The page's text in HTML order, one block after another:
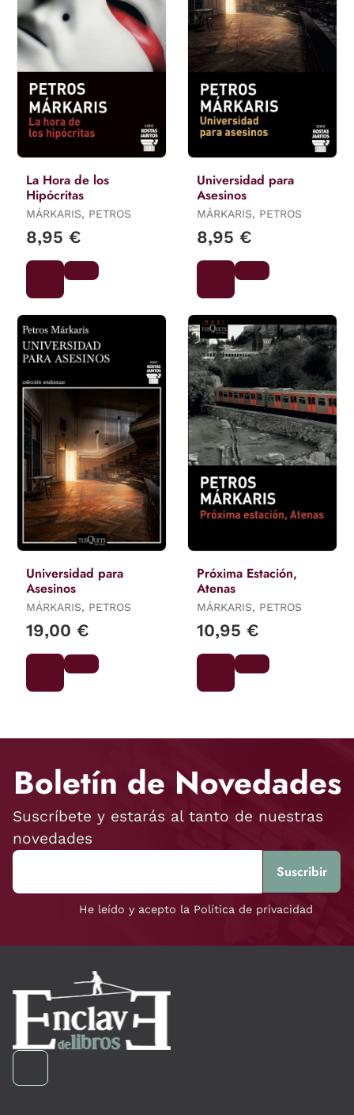
La Hora de los
Hipócritas
MÁRKARIS, PETROS
8,95 €
Universidad para
Asesinos
MÁRKARIS, PETROS
8,95 €
Universidad para
Asesinos
MÁRKARIS, PETROS
19,00 €
Próxima Estación,
Atenas
MÁRKARIS, PETROS
10,95 €
Boletín de Novedades
Suscríbete y estarás al tanto de nuestras
novedades
He leído y acepto la Política de privacidad